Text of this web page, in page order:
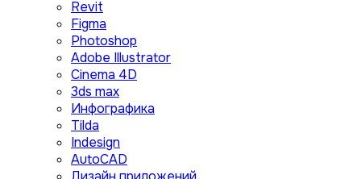
Revit
Figma
Photoshop
Adobe Illustrator
Сinema 4D
3ds max
Инфографика
Tilda
Indesign
AutoCAD